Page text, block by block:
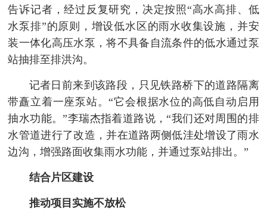
告诉记者，经过反复研究，决定按照“高水高排、低
水泵排”的原则，增设低水区的雨水收集设施，并安
装一体化高压水泵，将不具备自流条件的低水通过泵
站抽排至排洪沟。
记者日前来到该路段，只见铁路桥下的道路隔离
带矗立着一座泵站。“它会根据水位的高低自动启用
抽水功能。”李瑞杰指着道路说，“我们还对周围的排
水管道进行了改造，并在道路两侧低洼处增设了雨水
边沟，增强路面收集雨水功能，并通过泵站排出。”
结合片区建设
推动项目实施不放松